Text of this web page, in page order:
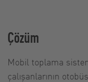
Çözüm
Mobil toplama
çalışanlarının